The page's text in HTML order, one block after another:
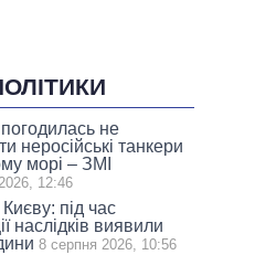
не
неросійські танкери
морі – ЗМІ
12:46
під час
наслідків виявили
8 серпня 2026, 10:56